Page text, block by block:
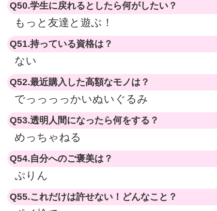
Q50.学生に戻れるとしたら何がしたい？
もっと友達と遊ぶ！
Q51.持っている資格は？
ない
Q52.最近購入した高額なモノは？
でっっっっかいぬいぐるみ
Q53.透明人間になったら何をする？
めっちゃねる
Q54.自分へのご褒美は？
ぷりん
Q55.これだけは許せない！どんなこと？